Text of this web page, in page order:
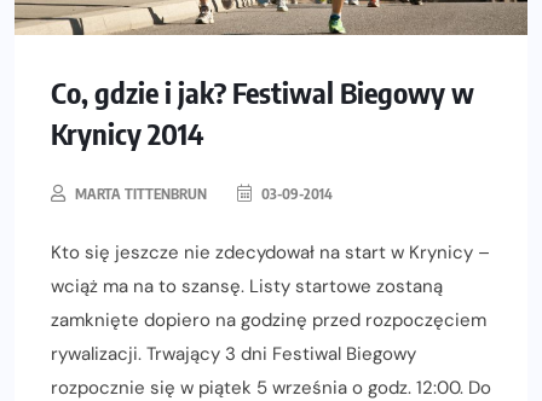
Co, gdzie i jak? Festiwal Biegowy w
Krynicy 2014
MARTA TITTENBRUN 03-09-2014
Kto się jeszcze nie zdecydował na start w Krynicy –
wciąż ma na to szansę. Listy startowe zostaną
zamknięte dopiero na godzinę przed rozpoczęciem
rywalizacji. Trwający 3 dni Festiwal Biegowy
rozpocznie się w piątek 5 września o godz. 12:00. Do